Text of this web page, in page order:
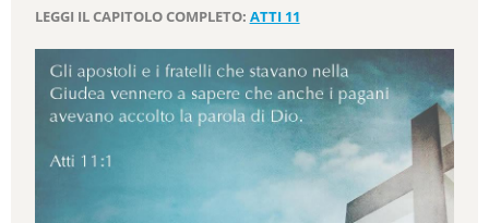
LEGGI IL CAPITOLO COMPLETO: ATTI 11